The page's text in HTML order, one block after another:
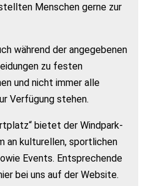
Menschen gerne zur
während der angegebenen
zu festen
und nicht immer alle
Verfügung stehen.
bietet der Windpark-
an kulturellen, sportlichen
Events. Entsprechende
bei uns auf der Website.